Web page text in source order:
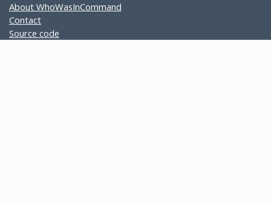
About WhoWasInCommand
Contact
Source code